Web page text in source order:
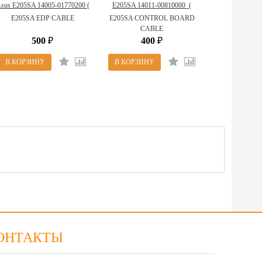
E205SA 14005-01770200 (
E205SA EDP CABLE )
E205SA EDP CABLE
500 ₽
E205SA 14011-00810000_(
E205SA CONTROL BOARD
CABLE )
E205SA CONTROL BOARD
CABLE
400 ₽